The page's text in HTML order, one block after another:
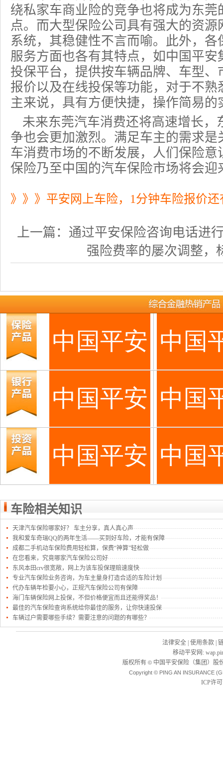
绕私家车商业险的竞争也将成为东
点。而大型保险公司具有强大的资
系统，其稳健性不言而喻。此外，
服务方面也各有其特点，如中国平安
投保平台，提供按车辆品牌、车型、
报价以及在线投保等功能，对于不
主来说，具有方便快捷，操作简易的
未来东莞汽车消费还将高速增长，
争也会更加激烈。满足车主的需求
车消费市场的不断发展，人们保险
保险乃至中国的汽车保险市场将会
》》》平安网上车险，1分钟车险报价
上一篇： 通过平安保险咨询电话进
强险费率的屡次调整，
车险相关知识
天津汽车保险哪家好？ 车主分享，真人真心声
我和爱车奇瑞QQ的两年生活——买到好车险，才能有保障
成都二手机动车保险费用轻松算，保费“神算”轻松做
在您看来，究竟哪家汽车保险公司好
东风本田crv很宽敞，网上为该车投保理赔速度快
专业汽车保险业务咨询，为车主量身打造合适的车险计划
代办车辆年检要小心，正规汽车保险公司有保障
海门车辆保险网上投保，不但价格便宜而且还能得奖品！
最佳的汽车保险查询系统给你最佳的服务，让你快速投保
车辆过户需要哪些手续？需要注意的问题的有哪些？
法律安全 使用条款
移动平安网 :
版权所有 ©中国平安保险（集团）股
Copyright © PING AN INSURANCE
ICP许